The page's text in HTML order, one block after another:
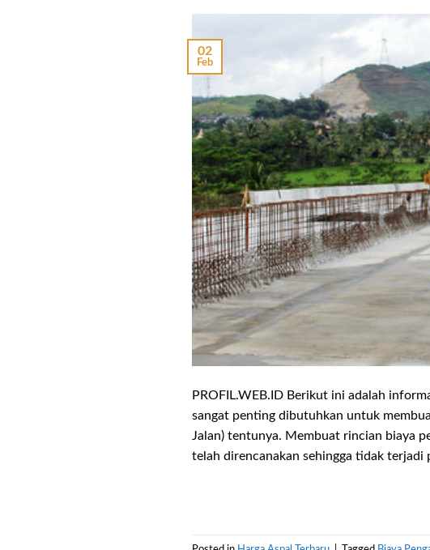
02
Feb
PROFIL.WEB.ID Berikut ini adalah
sangat penting dibutuhkan untuk
Jalan) tentunya. Membuat rincian biaya
telah direncanakan sehingga tidak terjadi